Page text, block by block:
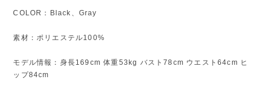
COLOR：Black、Gray
素材：ポリエステル100%
モデル情報：身長169cm 体重53kg バスト78cm ウエスト64cm ヒ
ップ84cm